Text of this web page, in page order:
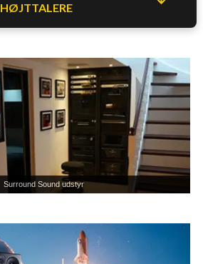
HØJTTALERE
Surround Sound udstyr